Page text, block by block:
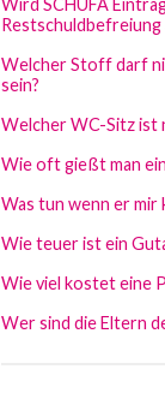
Wird SCHUFA
Welcher Stoff darf
sein?
Welcher WC-Sitz ist
Wie oft gießt man
Was tun wenn er mir
Wie teuer ist ein
Wie viel kostet eine
Wer sind die Eltern